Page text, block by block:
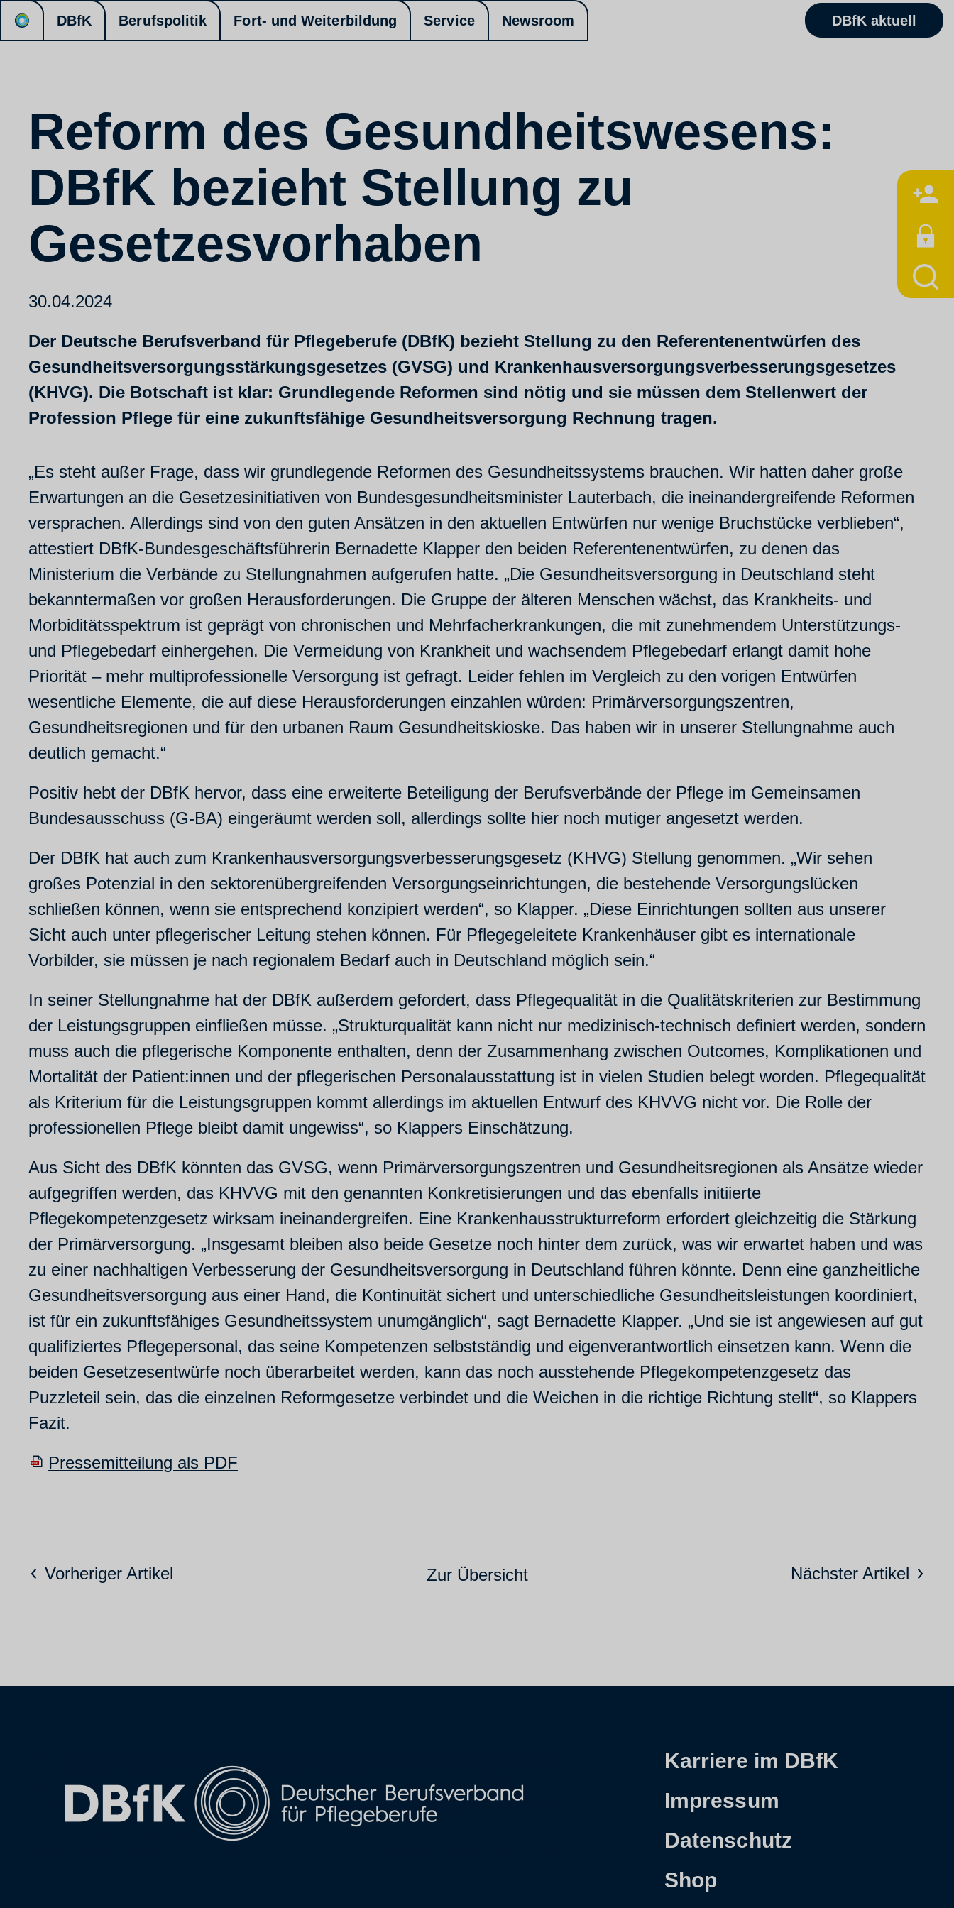
DBfK Berufspolitik Fort- und Weiterbildung Service Newsroom DBfK aktuell
Reform des Gesundheitswesens:
DBfK bezieht Stellung zu
Gesetzesvorhaben
30.04.2024
Der Deutsche Berufsverband für Pflegeberufe (DBfK) bezieht Stellung zu den Referentenentwürfen des
Gesundheitsversorgungsstärkungsgesetzes (GVSG) und Krankenhausversorgungsverbesserungsgesetzes
(KHVG). Die Botschaft ist klar: Grundlegende Reformen sind nötig und sie müssen dem Stellenwert der
Profession Pflege für eine zukunftsfähige Gesundheitsversorgung Rechnung tragen.
„Es steht außer Frage, dass wir grundlegende Reformen des Gesundheitssystems brauchen. Wir hatten daher große
Erwartungen an die Gesetzesinitiativen von Bundesgesundheitsminister Lauterbach, die ineinandergreifende Reformen
versprachen. Allerdings sind von den guten Ansätzen in den aktuellen Entwürfen nur wenige Bruchstücke verblieben“,
attestiert DBfK-Bundesgeschäftsführerin Bernadette Klapper den beiden Referentenentwürfen, zu denen das
Ministerium die Verbände zu Stellungnahmen aufgerufen hatte. „Die Gesundheitsversorgung in Deutschland steht
bekanntermaßen vor großen Herausforderungen. Die Gruppe der älteren Menschen wächst, das Krankheits- und
Morbiditätsspektrum ist geprägt von chronischen und Mehrfacherkrankungen, die mit zunehmendem Unterstützungs-
und Pflegebedarf einhergehen. Die Vermeidung von Krankheit und wachsendem Pflegebedarf erlangt damit hohe
Priorität – mehr multiprofessionelle Versorgung ist gefragt. Leider fehlen im Vergleich zu den vorigen Entwürfen
wesentliche Elemente, die auf diese Herausforderungen einzahlen würden: Primärversorgungszentren,
Gesundheitsregionen und für den urbanen Raum Gesundheitskioske. Das haben wir in unserer Stellungnahme auch
deutlich gemacht.“
Positiv hebt der DBfK hervor, dass eine erweiterte Beteiligung der Berufsverbände der Pflege im Gemeinsamen
Bundesausschuss (G-BA) eingeräumt werden soll, allerdings sollte hier noch mutiger angesetzt werden.
Der DBfK hat auch zum Krankenhausversorgungsverbesserungsgesetz (KHVG) Stellung genommen. „Wir sehen
großes Potenzial in den sektorenübergreifenden Versorgungseinrichtungen, die bestehende Versorgungslücken
schließen können, wenn sie entsprechend konzipiert werden“, so Klapper. „Diese Einrichtungen sollten aus unserer
Sicht auch unter pflegerischer Leitung stehen können. Für Pflegegeleitete Krankenhäuser gibt es internationale
Vorbilder, sie müssen je nach regionalem Bedarf auch in Deutschland möglich sein.“
In seiner Stellungnahme hat der DBfK außerdem gefordert, dass Pflegequalität in die Qualitätskriterien zur Bestimmung
der Leistungsgruppen einfließen müsse. „Strukturqualität kann nicht nur medizinisch-technisch definiert werden, sondern
muss auch die pflegerische Komponente enthalten, denn der Zusammenhang zwischen Outcomes, Komplikationen und
Mortalität der Patient:innen und der pflegerischen Personalausstattung ist in vielen Studien belegt worden. Pflegequalität
als Kriterium für die Leistungsgruppen kommt allerdings im aktuellen Entwurf des KHVVG nicht vor. Die Rolle der
professionellen Pflege bleibt damit ungewiss“, so Klappers Einschätzung.
Aus Sicht des DBfK könnten das GVSG, wenn Primärversorgungszentren und Gesundheitsregionen als Ansätze wieder
aufgegriffen werden, das KHVVG mit den genannten Konkretisierungen und das ebenfalls initiierte
Pflegekompetenzgesetz wirksam ineinandergreifen. Eine Krankenhausstrukturreform erfordert gleichzeitig die Stärkung
der Primärversorgung. „Insgesamt bleiben also beide Gesetze noch hinter dem zurück, was wir erwartet haben und was
zu einer nachhaltigen Verbesserung der Gesundheitsversorgung in Deutschland führen könnte. Denn eine ganzheitliche
Gesundheitsversorgung aus einer Hand, die Kontinuität sichert und unterschiedliche Gesundheitsleistungen koordiniert,
ist für ein zukunftsfähiges Gesundheitssystem unumgänglich“, sagt Bernadette Klapper. „Und sie ist angewiesen auf gut
qualifiziertes Pflegepersonal, das seine Kompetenzen selbstständig und eigenverantwortlich einsetzen kann. Wenn die
beiden Gesetzesentwürfe noch überarbeitet werden, kann das noch ausstehende Pflegekompetenzgesetz das
Puzzleteil sein, das die einzelnen Reformgesetze verbindet und die Weichen in die richtige Richtung stellt“, so Klappers
Fazit.
Pressemitteilung als PDF
Vorheriger Artikel Zur Übersicht Nächster Artikel
Karriere im DBfK
Impressum
Datenschutz
Shop